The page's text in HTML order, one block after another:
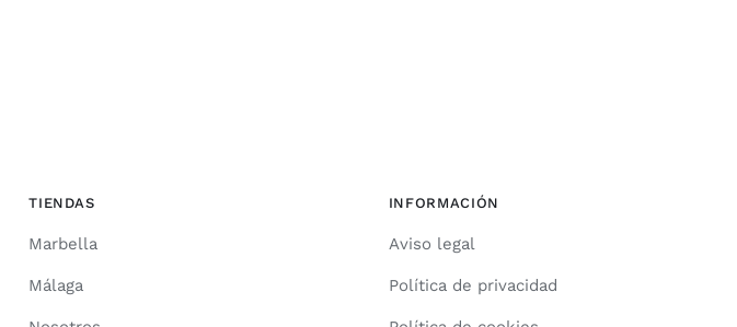
TIENDAS
Marbella
Málaga
INFORMACIÓN
Aviso legal
Política de privacidad